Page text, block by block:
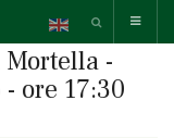
-
ore 17:30